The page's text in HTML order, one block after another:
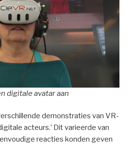
digitale avatar aan
demonstraties van VR-
acteurs.’ Dit varieerde van
reacties konden geven